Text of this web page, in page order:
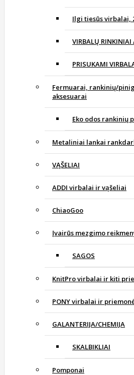
Ilgi tiesūs virbalai,
VIRBALŲ RINKINIAI
PRISUKAMI
Fermuarai, rankinių/
aksesuarai
Eko odos rankinių
Metaliniai lankai
VĄŠELIAI
ADDI virbalai ir vąšeliai
ChiaoGoo
Įvairūs mezgimo
SAGOS
KnitPro virbalai ir kiti
PONY virbalai ir
GALANTERIJA/CHEMIJA
SKALBIKLIAI
Pomponai